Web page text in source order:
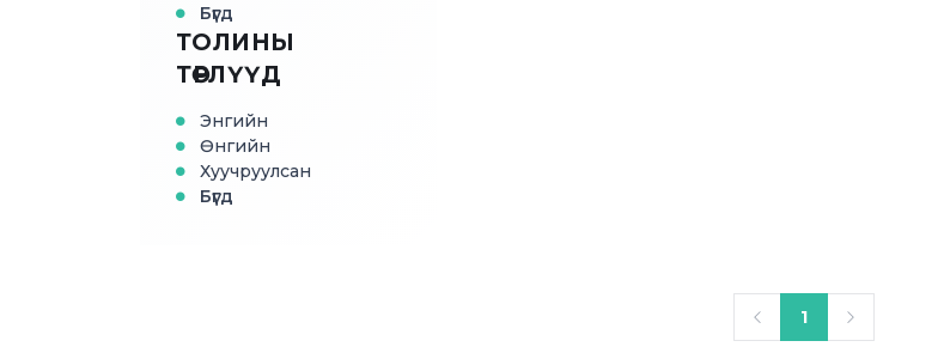
Бүгд
ТОЛИНЫ
ТӨРЛҮҮД
Энгийн
Өнгийн
Хуучруулсан
Бүгд
1